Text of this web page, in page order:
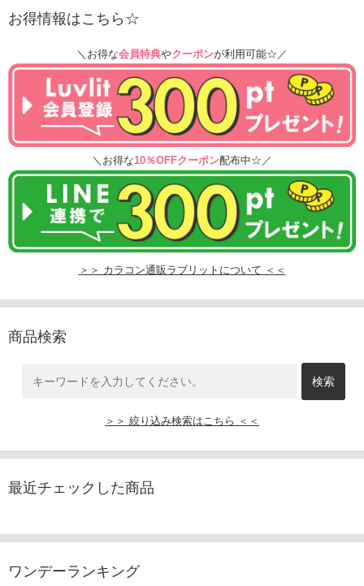
お得情報はこちら☆
＼お得な会員特典やクーポンが利用可能☆／
＼お得な10％OFFクーポン配布中☆／
＞＞ カラコン通販ラブリットについて ＜＜
商品検索
＞＞ 絞り込み検索はこちら ＜＜
最近チェックした商品
ワンデーランキング